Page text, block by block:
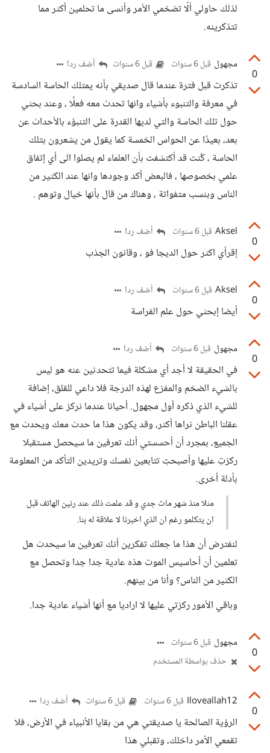
لذلك حاولي ألّا تضخمي الأمر وأنسى ما تحلمين أكثر مما
تتذكرينه.
0
مجهول قبل 6 سنوات قبل 6 سنوات أضف ردا
تذكرت قبل فترة عندما قال صديقي بأنه يمتلك الحاسة السادسة
في معرفة والتنبوء بأشياء وانها تحدث معه فعلًا ، وعند بحثي
حول تلك الحاسة والتي لديها القدرة على التنبؤء بالأحداث عن
بعد، بعيدًا عن الحواس الخمسة كما يقول من يشعرون بتلك
الحاسة ، كُنت قد أكتشفت بأن العلماء لم يصلوا الى أي إتفاق
علمي بخصوصها ، فالبعض أكد وجودها وانها عند الكثير من
الناس وبنسب متفواتة ، وهناك من قال بأنها خيال وتوهم .
0
Aksel قبل 6 سنوات أضف ردا
إقرأي اكثر حول الديجا فو ، وقانون الجذب
0
Aksel قبل 6 سنوات أضف ردا
أيضا إبحثي حول علم الفراسة
0
مجهول قبل 6 سنوات أضف ردا
في الحقيقة لا أجد أي مشكلة فيما تتحدثين عنه هو ليس
بالشيء الضخم والمفزع لهذه الدرجة فلا داعي للقلق، إضافة
للشيء الذي ذكره أول مجهول. أحيانا عندما نركز على أشياء في
عقلنا الباطن نراها أكثر، وقد يكون هذا ما حدث معك ويحدث مع
الجميع، بمجرد أن أحسستي أنك تعرفين ما سيحصل مستقبلا
ركزتِ عليها وأصبحتِ تتابعين نفسك وتريدين التأكد من المعلومة
بأدلة أخرى.
مثلا منذ شهر مات جدي و قد علمت ذلك عند رنين الهاتف قبل
ان يتكلمو رغم ان الذي اخبرنا لا علاقة له بنا.
لنفترض أن هذا ما جعلك تفكرين أنك تعرفين ما سيحدث هل
تعلمين أن أحاسيس الموت هذه عادية جدا جدا وتحصل مع
الكثير من الناس؟ وأنا من بينهم.
وباقي الأمور ركزتي عليها لا اراديا مع أنها أشياء عادية جدا.
0
مجهول قبل 6 سنوات
حذف بواسطة المستخدم
0
Iloveallah12 قبل 6 سنوات قبل 6 سنوات أضف ردا
الرؤية الصالحة يا صديقتي هي من بقايا الأنبياء في الأرض، فلا
تقمعي الأمر داخلك، وتقبلي هذا